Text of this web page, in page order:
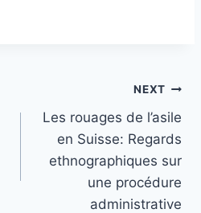
NEXT
Les rouages de l’asile
en Suisse: Regards
ethnographiques sur
une procédure
administrative